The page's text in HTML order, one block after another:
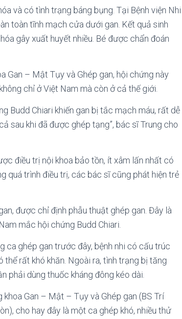
và có tình trạng báng bụng. Tại Bệnh viện Nhi
toàn tĩnh mạch cửa dưới gan. Kết quả sinh
gây xuất huyết nhiều. Bé được chẩn đoán
Gan – Mật Tụy và Ghép gan, hội chứng này
chỉ ở Việt Nam mà còn ở cả thế giới.
Budd Chiari khiến gan bị tắc mạch máu, rất dễ
sau khi đã được ghép tạng”, bác sĩ Trung cho
điều trị nội khoa bảo tồn, ít xâm lấn nhất có
quá trình điều trị, các bác sĩ cũng phát hiện trẻ
được chỉ định phẫu thuật ghép gan. Đây là
mắc hội chứng Budd Chiari.
ca ghép gan trước đây, bệnh nhi có cấu trúc
rất khó khăn. Ngoài ra, tình trạng bị tăng
phải dùng thuốc kháng đông kéo dài.
Gan – Mật – Tụy và Ghép gan (BS Trí
cho hay đây là một ca ghép khó, nhiều thử